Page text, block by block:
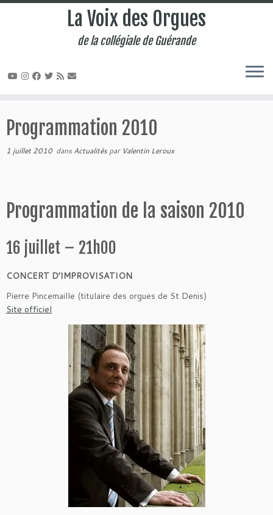
au
contenu
La Voix des Orgues
de la collégiale de Guérande
Programmation 2010
1 juillet 2010dans Actualitéspar Valentin Leroux
Programmation de la saison 2010
16 juillet – 21h00
CONCERT D’IMPROVISATION
Pierre Pincemaille (titulaire des orgues de St Denis)
Site officiel